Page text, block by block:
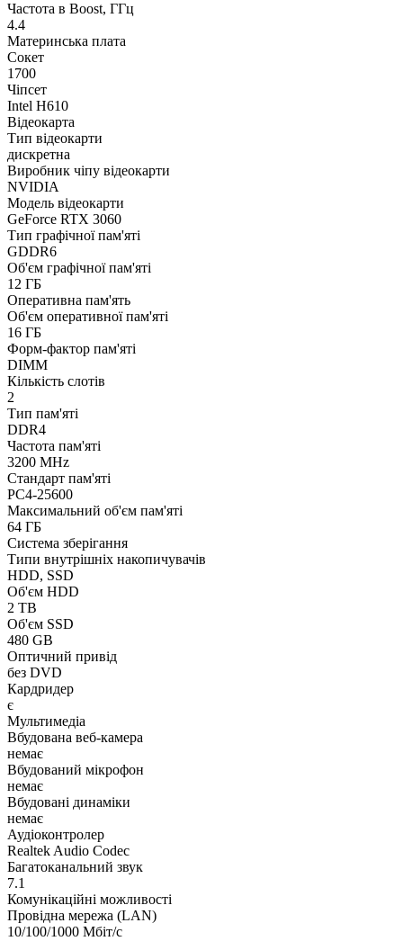
Частота в Boost, ГГц
4.4
Материнська плата
Сокет
1700
Чіпсет
Intel H610
Відеокарта
Тип відеокарти
дискретна
Виробник чіпу відеокарти
NVIDIA
Модель відеокарти
GeForce RTX 3060
Тип графічної пам'яті
GDDR6
Об'єм графічної пам'яті
12 ГБ
Оперативна пам'ять
Об'єм оперативної пам'яті
16 ГБ
Форм-фактор пам'яті
DIMM
Кількість слотів
2
Тип пам'яті
DDR4
Частота пам'яті
3200 MHz
Стандарт пам'яті
PC4-25600
Максимальний об'єм пам'яті
64 ГБ
Система зберігання
Типи внутрішніх накопичувачів
HDD, SSD
Об'єм HDD
2 TB
Об'єм SSD
480 GB
Оптичний привід
без DVD
Кардридер
є
Мультимедіа
Вбудована веб-камера
немає
Вбудований мікрофон
немає
Вбудовані динаміки
немає
Аудіоконтролер
Realtek Audio Codec
Багатоканальний звук
7.1
Комунікаційні можливості
Провідна мережа (LAN)
10/100/1000 Мбіт/с